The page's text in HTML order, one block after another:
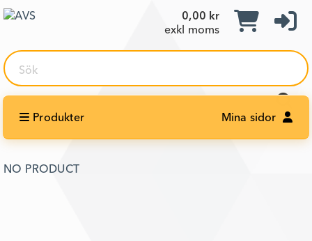
0,00 kr
exkl moms
Sök
Produkter Mina sidor
NO PRODUCT